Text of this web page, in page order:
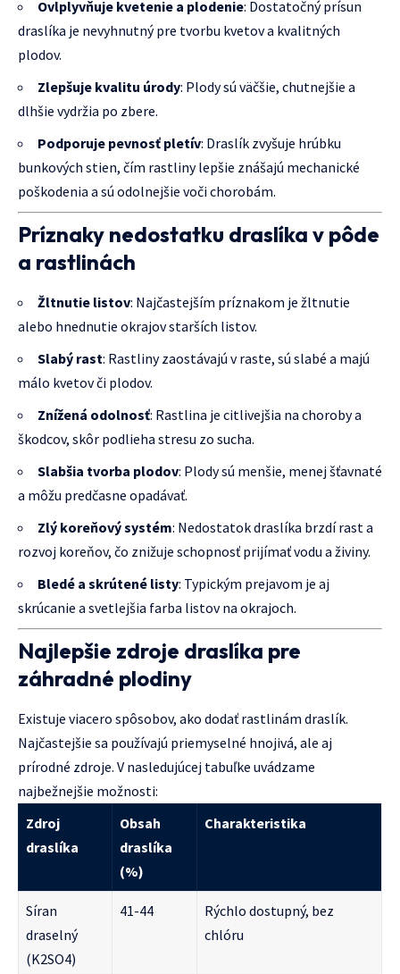
Ovlplyvňuje kvetenie a plodenie: Dostatočný prísun
draslíka je nevyhnutný pre tvorbu kvetov a kvalitných
plodov.
Zlepšuje kvalitu úrody: Plody sú väčšie, chutnejšie a
dlhšie vydržia po zbere.
Podporuje pevnosť pletív: Draslík zvyšuje hrúbku
bunkových stien, čím rastliny lepšie znášajú mechanické
poškodenia a sú odolnejšie voči chorobám.
Príznaky nedostatku draslíka v pôde
a rastlinách
Žltnutie listov: Najčastejším príznakom je žltnutie
alebo hnednutie okrajov starších listov.
Slabý rast: Rastliny zaostávajú v raste, sú slabé a majú
málo kvetov či plodov.
Znížená odolnosť: Rastlina je citlivejšia na choroby a
škodcov, skôr podlieha stresu zo sucha.
Slabšia tvorba plodov: Plody sú menšie, menej šťavnaté
a môžu predčasne opadávať.
Zlý koreňový systém: Nedostatok draslíka brzdí rast a
rozvoj koreňov, čo znižuje schopnosť prijímať vodu a živiny.
Bledé a skrútené listy: Typickým prejavom je aj
skrúcanie a svetlejšia farba listov na okrajoch.
Najlepšie zdroje draslíka pre
záhradné plodiny
Existuje viacero spôsobov, ako dodať rastlinám draslík.
Najčastejšie sa používajú priemyselné hnojivá, ale aj
prírodné zdroje. V nasledujúcej tabuľke uvádzame
najbežnejšie možnosti:
Zdroj
draslíka
Obsah
draslíka
(%)
Charakteristika
Síran
draselný
(K2SO4)
41-44
Rýchlo dostupný, bez
chlóru